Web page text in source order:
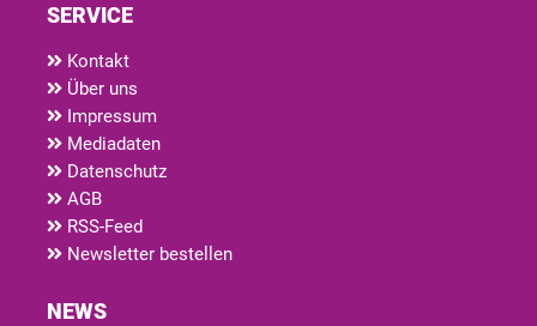
SERVICE
Kontakt
Über uns
Impressum
Mediadaten
Datenschutz
AGB
RSS-Feed
Newsletter bestellen
NEWS